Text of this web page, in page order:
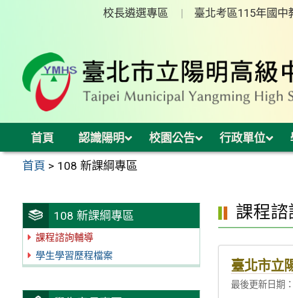
校長遴選專區 臺北考區115年國中
首頁 認識陽明 校園公告 行政單位
首頁 > 108 新課綱專區
108 新課綱專區
課程諮詢輔導
學生學習歷程檔案
課程諮
臺北市立
最後更新日期